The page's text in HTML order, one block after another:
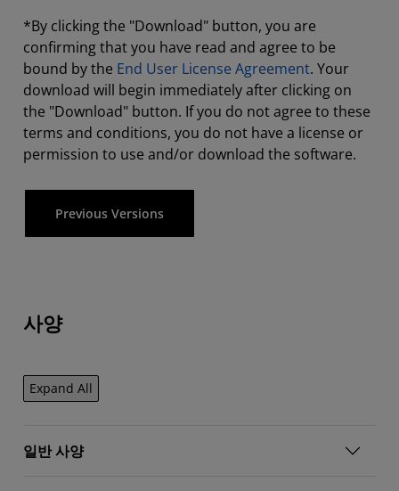
*By clicking the "Download" button, you are
confirming that you have read and agree to be
bound by the End User License Agreement. Your
download will begin immediately after clicking on
the "Download" button. If you do not agree to these
terms and conditions, you do not have a license or
permission to use and/or download the software.
Previous Versions
사양
Expand All
일반 사양